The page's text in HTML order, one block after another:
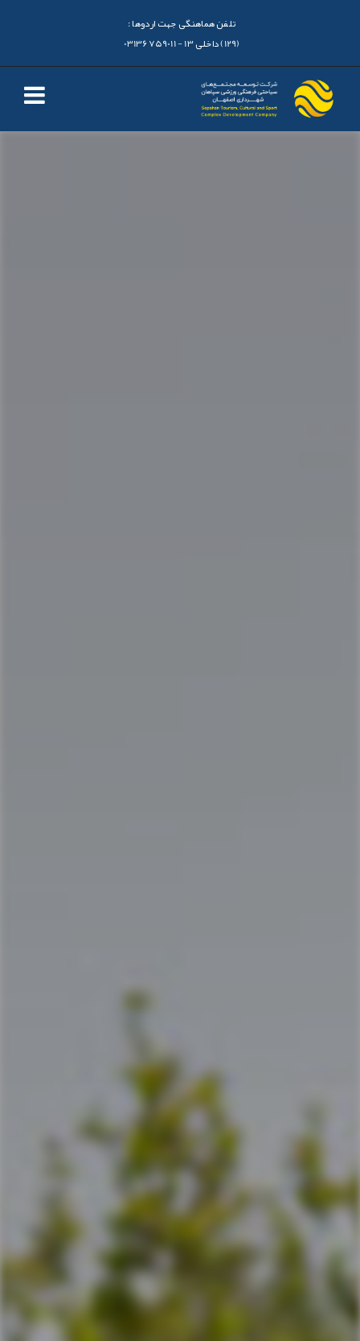
تلفن هماهنگی جهت اردوها :